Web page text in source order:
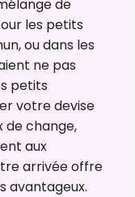
de
les petits
ou dans les
ne pas
petits
votre devise
de change,
aux
arrivée offre
avantageux.